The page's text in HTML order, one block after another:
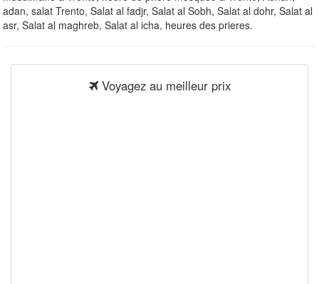
adan, salat Trento, Salat al fadjr, Salat al Sobh, Salat al dohr, Salat al
asr, Salat al maghreb, Salat al icha, heures des prieres.
Voyagez au meilleur prix